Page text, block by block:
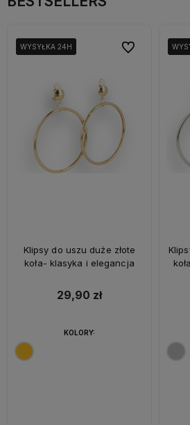
WYSYŁKA 24H
WYSYŁKA 24H
WYSYŁKA 24H
Klipsy do uszu duże złote
koła- klasyka i elegancja
29,90 zł
KOLORY:
Do ulubionych